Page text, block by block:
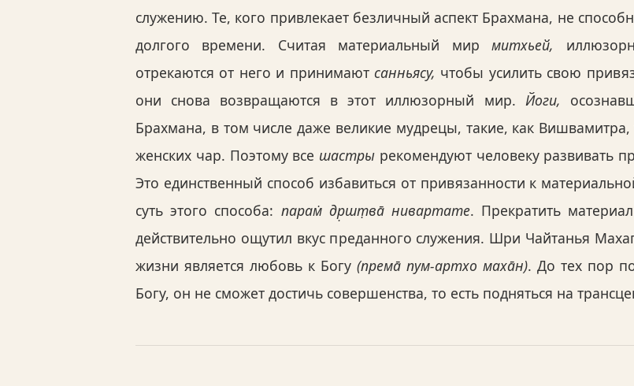
служению. Те, кого привлекает безличный аспект Брахмана, не
долгого времени. Считая материальный мирмитхьей,
отрекаются от него и принимают санньясу, чтобы усилить свою
они снова возвращаются в этот иллюзорный мир. Йоги,
Брахмана, в том числе даже великие мудрецы, такие, как
женских чар. Поэтому все шастры рекомендуют человеку развивать
Это единственный способ избавиться от привязанности к
суть этого способа: парам̇ др̣шт̣ва̄ нивартате. Прекратить
действительно ощутил вкус преданного служения. Шри Чайтанья
жизни является любовь к Богу (према̄ пум-артхо маха̄н). До тех пор
Богу, он не сможет достичь совершенства, то есть подняться на